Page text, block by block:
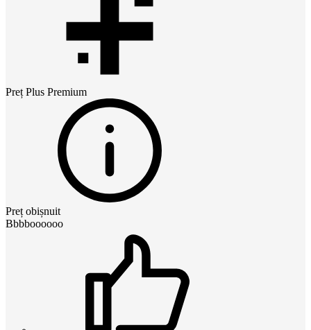
Preț Plus Premium
Preț obișnuit
Bbbboooooo